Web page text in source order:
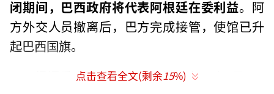
闭期间，巴西政府将代表阿根廷在委利益。阿
方外交人员撤离后，巴方完成接管，使馆已升
起巴西国旗。
根据委内瑞拉政府此前的决定，自8月1日
点击查看全文(剩余15%)